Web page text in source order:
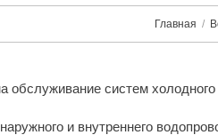
Главная
обслуживание систем холодного
и внутреннего